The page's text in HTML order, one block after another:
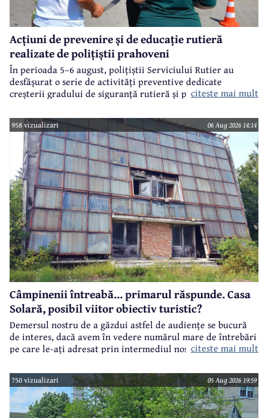
Acțiuni de prevenire și de educație rutieră
realizate de polițiștii prahoveni
În perioada 5–6 august, polițiștii Serviciului Rutier au
desfășurat o serie de activități preventive dedicate
creșterii gradului de siguranță rutieră și promovării unui
estival.
citeste mai mult
958 vizualizari 06 Aug 2026 14:14
Câmpinenii întreabă... primarul răspunde. Casa
Solară, posibil viitor obiectiv turistic?
Demersul nostru de a găzdui astfel de audiențe se bucură
de interes, dacă avem în vedere numărul mare de întrebări
pe care le-ați adresat prin intermediul nostru primarului
citeste mai mult
750 vizualizari 05 Aug 2026 19:59